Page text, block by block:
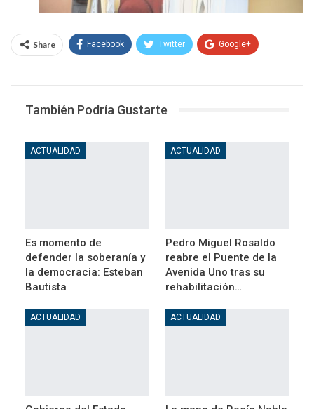
Share Facebook Twitter Google+
También Podría Gustarte
ACTUALIDAD
Es momento de
defender la soberanía y
la democracia: Esteban
Bautista
ACTUALIDAD
Pedro Miguel Rosaldo
reabre el Puente de la
Avenida Uno tras su
rehabilitación…
ACTUALIDAD ACTUALIDAD